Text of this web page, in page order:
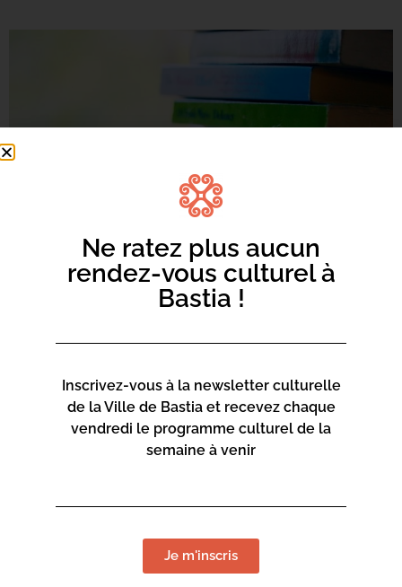
Ne ratez plus aucun
rendez-vous culturel à
Bastia !
Inscrivez-vous à la newsletter culturelle
de la Ville de Bastia et recevez chaque
vendredi le programme culturel de la
semaine à venir
Je m'inscris